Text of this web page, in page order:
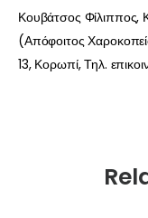
Κουβάτσος Φίλιππος,
(Απόφοιτος
13, Κορωπί, Τηλ.